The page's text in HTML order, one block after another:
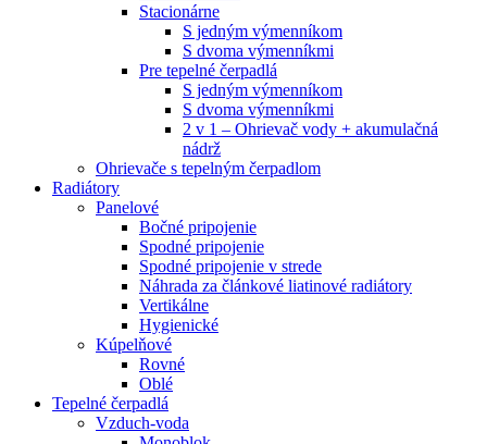
Stacionárne
S jedným výmenníkom
S dvoma výmenníkmi
Pre tepelné čerpadlá
S jedným výmenníkom
S dvoma výmenníkmi
2 v 1 – Ohrievač vody + akumulačná
nádrž
Ohrievače s tepelným čerpadlom
Radiátory
Panelové
Bočné pripojenie
Spodné pripojenie
Spodné pripojenie v strede
Náhrada za článkové liatinové radiátory
Vertikálne
Hygienické
Kúpelňové
Rovné
Oblé
Tepelné čerpadlá
Vzduch-voda